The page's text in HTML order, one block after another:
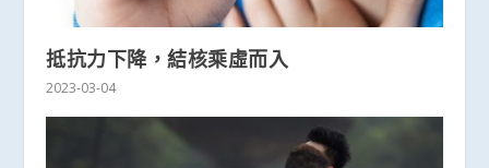
抵抗力下降，結核乘虛而入
2023-03-04